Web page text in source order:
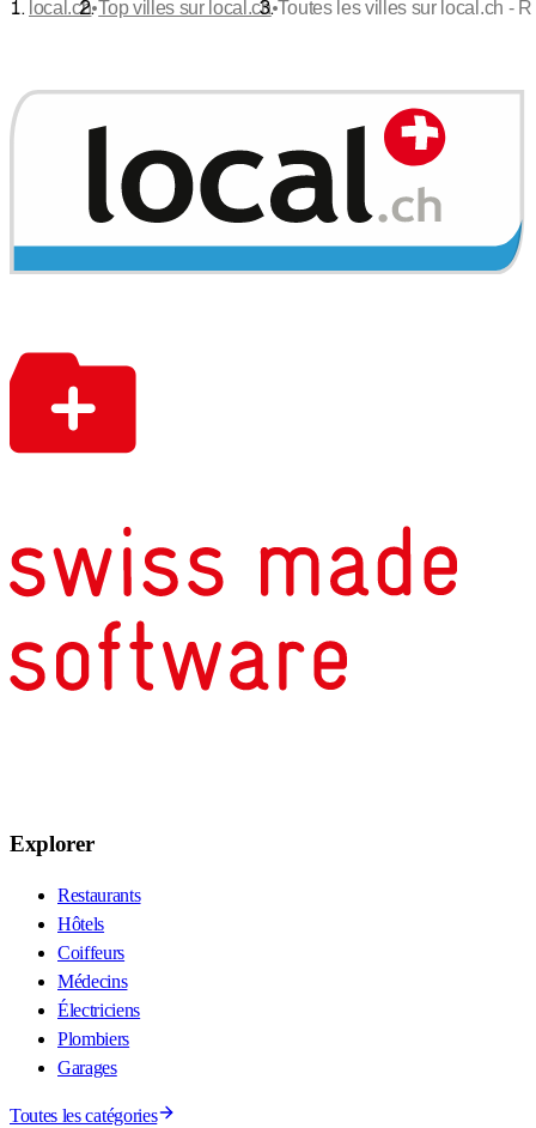
local.ch•Top villes sur local.ch•Toutes les villes sur local.ch - R
Explorer
Restaurants
Hôtels
Coiffeurs
Médecins
Électriciens
Plombiers
Garages
Toutes les catégories